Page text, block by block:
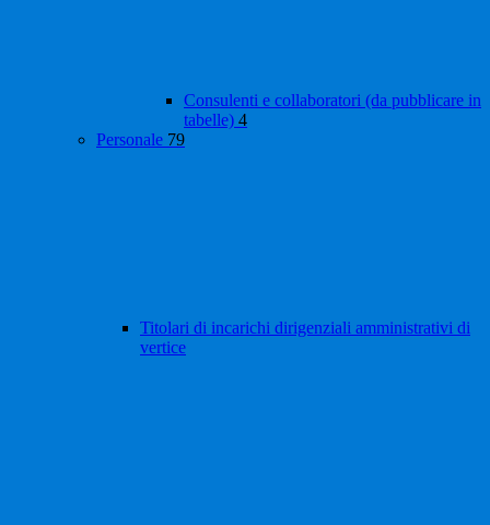
Consulenti e collaboratori (da pubblicare in
tabelle) 4
Personale 79
Titolari di incarichi dirigenziali amministrativi di
vertice